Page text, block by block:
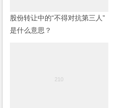
股份转让中的“不得对抗第三人”
是什么意思？